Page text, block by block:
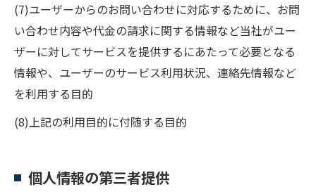
(7)ユーザーからのお問い合わせに対応するために、お問
い合わせ内容や代金の請求に関する情報など当社がユー
ザーに対してサービスを提供するにあたって必要となる
情報や、ユーザーのサービス利用状況、連絡先情報など
を利用する目的
(8)上記の利用目的に付随する目的
個人情報の第三者提供